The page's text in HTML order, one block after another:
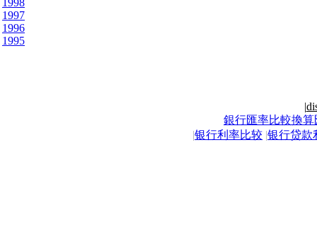
1998
1997
1996
1995
|
銀行匯率比較換算
|银行利率比较 |银行贷款